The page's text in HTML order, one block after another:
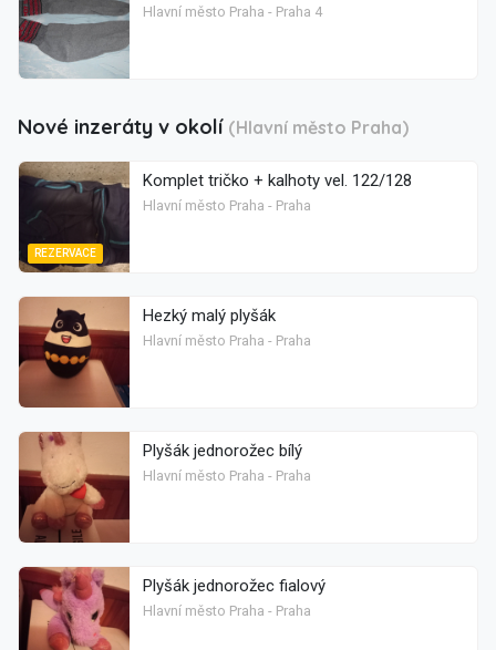
Hlavní město Praha - Praha 4
Nové inzeráty v okolí (Hlavní město Praha)
REZERVACE
Komplet tričko + kalhoty vel. 122/128
Hlavní město Praha - Praha
Hezký malý plyšák
Hlavní město Praha - Praha
Plyšák jednorožec bílý
Hlavní město Praha - Praha
Plyšák jednorožec fialový
Hlavní město Praha - Praha